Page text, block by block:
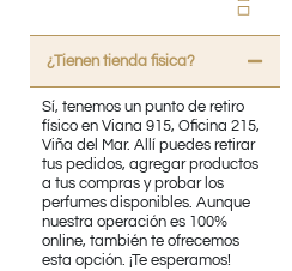
¿Tienen tienda fisica?
Sí, tenemos un punto de retiro
físico en Viana 915, Oficina 215,
Viña del Mar. Allí puedes retirar
tus pedidos, agregar productos
a tus compras y probar los
perfumes disponibles. Aunque
nuestra operación es 100%
online, también te ofrecemos
esta opción. ¡Te esperamos!